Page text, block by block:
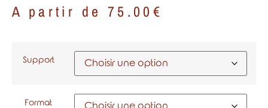
A partir de 75.00 €
Support
Format